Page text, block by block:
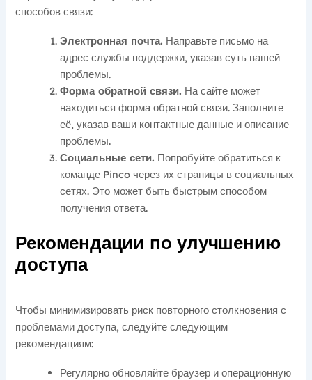
способов связи:
Электронная почта. Направьте письмо на
адрес службы поддержки, указав суть вашей
проблемы.
Форма обратной связи. На сайте может
находиться форма обратной связи. Заполните
её, указав ваши контактные данные и описание
проблемы.
Социальные сети. Попробуйте обратиться к
команде Pinco через их страницы в социальных
сетях. Это может быть быстрым способом
получения ответа.
Рекомендации по улучшению
доступа
Чтобы минимизировать риск повторного столкновения с
проблемами доступа, следуйте следующим
рекомендациям:
Регулярно обновляйте браузер и операционную